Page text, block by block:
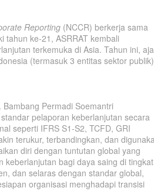
Reporting (NCCR) berkerja sama
tahun ke-21, ASRRAT kembali
terkemuka di Asia. Tahun ini,
(termasuk 3 entitas sektor publik)
Permadi Soemantri
pelaporan keberlanjutan secara
seperti IFRS S1-S2, TCFD, GRI
terukur, terbandingkan, dan
diri dengan tuntutan global yang
keberlanjutan bagi daya saing di tingkat
dan selaras dengan standar global,
organisasi menghadapi transisi